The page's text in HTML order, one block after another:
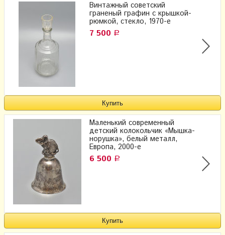
Винтажный советский
граненый графин с крышкой-
рюмкой, стекло, 1970-е
7 500 Р
Маленький современный
детский колокольчик «Мышка-
норушка», белый металл,
Европа, 2000-е
6 500 Р